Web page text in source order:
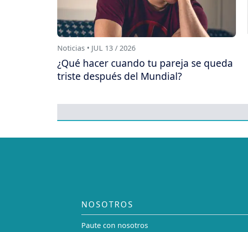
Noticias • JUL 13 / 2026
¿Qué hacer cuando tu pareja se queda
triste después del Mundial?
NOSOTROS
Paute con nosotros